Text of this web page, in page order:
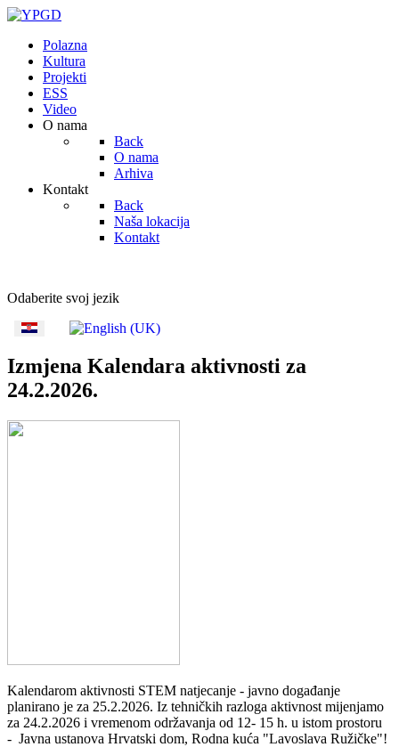
Polazna
Kultura
Projekti
ESS
Video
O nama
Back
O nama
Arhiva
Kontakt
Back
Naša lokacija
Kontakt
Odaberite svoj jezik
Izmjena Kalendara aktivnosti za
24.2.2026.
Kalendarom aktivnosti STEM natjecanje - javno događanje
planirano je za 25.2.2026. Iz tehničkih razloga aktivnost mijenjamo
za 24.2.2026 i vremenom održavanja od 12- 15 h. u istom prostoru
- Javna ustanova Hrvatski dom, Rodna kuća "Lavoslava Ružičke"!